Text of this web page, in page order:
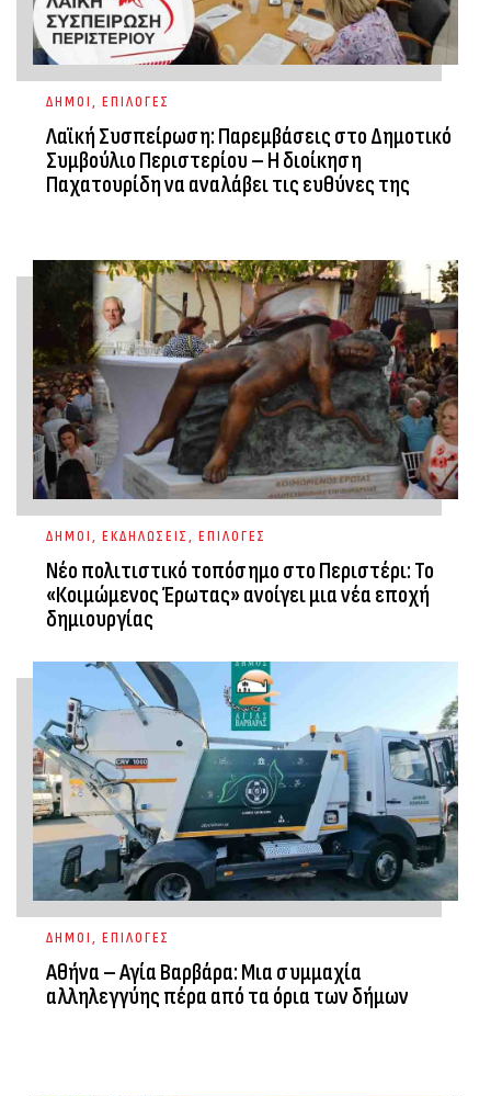
ΔΗΜΟΙ, ΕΠΙΛΟΓΕΣ
Λαϊκή Συσπείρωση: Παρεμβάσεις στο Δημοτικό
Συμβούλιο Περιστερίου – Η διοίκηση
Παχατουρίδη να αναλάβει τις ευθύνες της
ΔΗΜΟΙ, ΕΚΔΗΛΩΣΕΙΣ, ΕΠΙΛΟΓΕΣ
Νέο πολιτιστικό τοπόσημο στο Περιστέρι: Το
«Κοιμώμενος Έρωτας» ανοίγει μια νέα εποχή
δημιουργίας
ΔΗΜΟΙ, ΕΠΙΛΟΓΕΣ
Αθήνα – Αγία Βαρβάρα: Μια συμμαχία
αλληλεγγύης πέρα από τα όρια των δήμων